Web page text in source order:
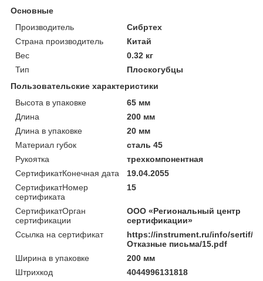
Основные
Производитель
Сибртех
Страна производитель
Китай
Вес
0.32 кг
Тип
Плоскогубцы
Пользовательские характеристики
Высота в упаковке
65 мм
Длина
200 мм
Длина в упаковке
20 мм
Материал губок
сталь 45
Рукоятка
трехкомпонентная
СертификатКонечная дата
19.04.2055
СертификатНомер
сертификата
15
СертификатОрган
сертификации
ООО «Региональный центр
сертификации»
Ссылка на сертификат
https://instrument.ru/info/sertif/
Отказные письма/15.pdf
Ширина в упаковке
200 мм
Штрихкод
4044996131818